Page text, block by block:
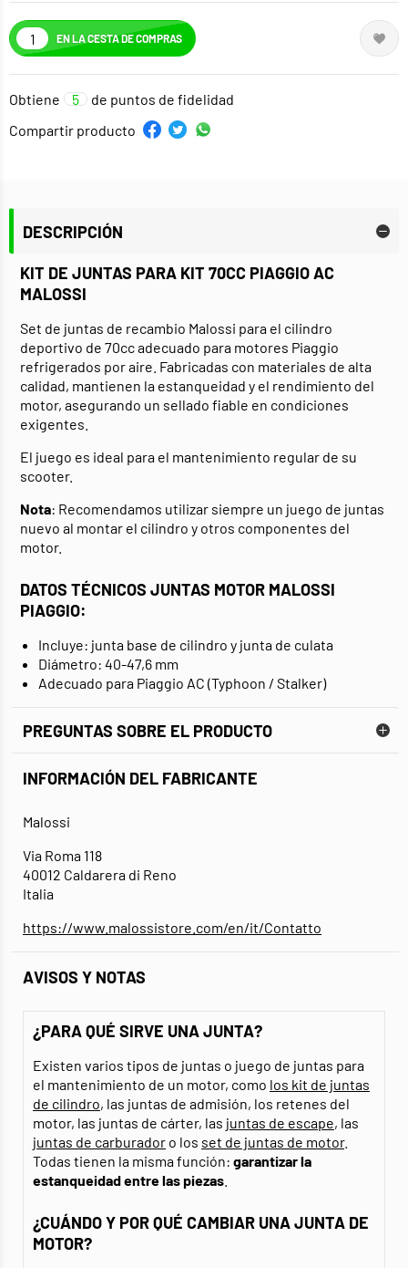
EN LA CESTA DE COMPRAS
Obtiene 5
de puntos de fidelidad
Compartir producto
DESCRIPCIÓN
KIT DE JUNTAS PARA KIT 70CC PIAGGIO AC
MALOSSI
Set de juntas de recambio Malossi para el cilindro
deportivo de 70cc adecuado para motores Piaggio
refrigerados por aire. Fabricadas con materiales de alta
calidad, mantienen la estanqueidad y el rendimiento del
motor, asegurando un sellado fiable en condiciones
exigentes.
El juego es ideal para el mantenimiento regular de su
scooter.
Nota: Recomendamos utilizar siempre un juego de juntas
nuevo al montar el cilindro y otros componentes del
motor.
DATOS TÉCNICOS JUNTAS MOTOR MALOSSI
PIAGGIO:
Incluye: junta base de cilindro y junta de culata
Diámetro: 40-47,6 mm
Adecuado para Piaggio AC (Typhoon / Stalker)
PREGUNTAS SOBRE EL PRODUCTO
INFORMACIÓN DEL FABRICANTE
Malossi
Via Roma 118
40012 Caldarera di Reno
Italia
https://www.malossistore.com/en/it/Contatto
AVISOS Y NOTAS
¿PARA QUÉ SIRVE UNA JUNTA?
Existen varios tipos de juntas o juego de juntas para
el mantenimiento de un motor, como los kit de juntas
de cilindro, las juntas de admisión, los retenes del
motor, las juntas de cárter, las juntas de escape, las
juntas de carburador o los set de juntas de motor.
Todas tienen la misma función: garantizar la
estanqueidad entre las piezas
¿CUÁNDO Y POR QUÉ CAMBIAR UNA JUNTA DE
MOTOR?